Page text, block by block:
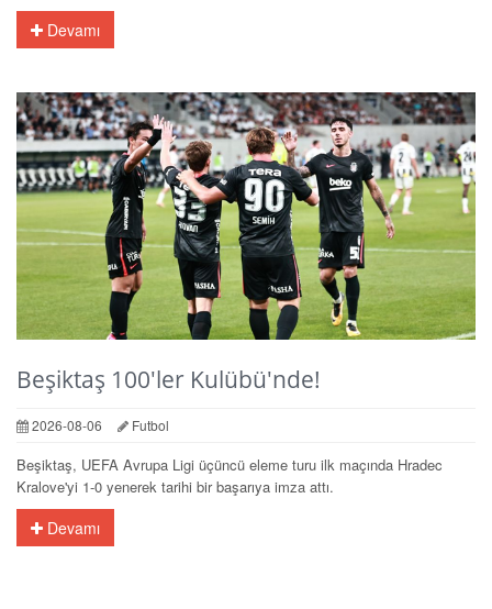
Devamı
Beşiktaş 100'ler Kulübü'nde!
2026-08-06 Futbol
Beşiktaş, UEFA Avrupa Ligi üçüncü eleme turu ilk maçında Hradec
Kralove'yi 1-0 yenerek tarihi bir başarıya imza attı.
Devamı